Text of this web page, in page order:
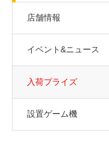
店舗情報
イベント&ニュース
入荷プライズ
設置ゲーム機